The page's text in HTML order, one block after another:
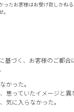
ったお客様はお受け致しかね
基づく、お客様のご都合
かった。
思っていたイメージと異
気に入らなかった。